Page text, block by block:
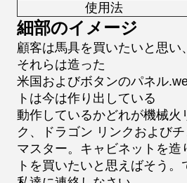
使用法
細部のイメージ
顧客は馬具を買いたいと思い
それらは造った
米国およびボタンのパネル
トは今は作り出している
動作しているかどれが機械火
ク、ドラゴン リンクおよび
マスター。キャビネットを造
トを買いたいと思えばそう。